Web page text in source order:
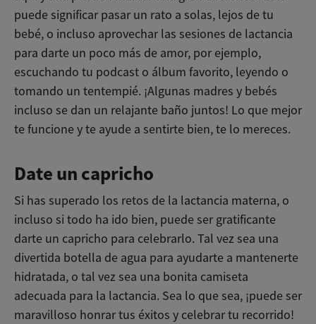
puede significar pasar un rato a solas, lejos de tu
bebé, o incluso aprovechar las sesiones de lactancia
para darte un poco más de amor, por ejemplo,
escuchando tu podcast o álbum favorito, leyendo o
tomando un tentempié. ¡Algunas madres y bebés
incluso se dan un relajante baño juntos! Lo que mejor
te funcione y te ayude a sentirte bien, te lo mereces.
Date un capricho
Si has superado los retos de la lactancia materna, o
incluso si todo ha ido bien, puede ser gratificante
darte un capricho para celebrarlo. Tal vez sea una
divertida botella de agua para ayudarte a mantenerte
hidratada, o tal vez sea una bonita camiseta
adecuada para la lactancia. Sea lo que sea, ¡puede ser
maravilloso honrar tus éxitos y celebrar tu recorrido!